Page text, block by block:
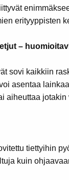
erityyppisten
–
sovi kaikkiin
asentaa
aiheuttaa
tiettyihin
kuin